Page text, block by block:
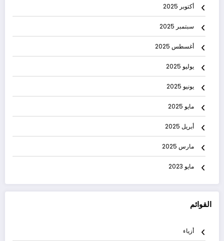
أكتوبر 2025
سبتمبر 2025
أغسطس 2025
يوليو 2025
يونيو 2025
مايو 2025
أبريل 2025
مارس 2025
مايو 2023
القوائم
أزياء